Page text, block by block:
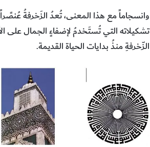
وانسجاماً مع هذا المعنى، تُعدُ الزَخرفةُ
تشكيلاته التي تُستَخدمُ لإضفاءٍ الجمال على
الزّخرفةِ منذُ بدايات الحياة القديمة.